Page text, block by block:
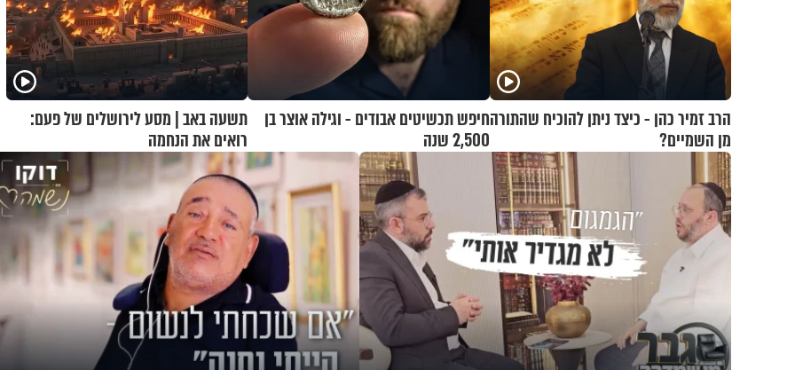
הרב זמיר כהן - כיצד ניתן להוכיח שהתורה
מן השמיים?
חיפש תכשיטים אבודים - וגילה אוצר בן
2,500 שנה
תשעה באב | מסע לירושלים של פעם:
רואים את הנחמה